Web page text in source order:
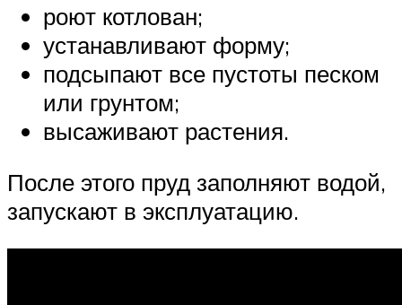
роют котлован;
устанавливают форму;
подсыпают все пустоты песком
или грунтом;
высаживают растения.
После этого пруд заполняют водой,
запускают в эксплуатацию.